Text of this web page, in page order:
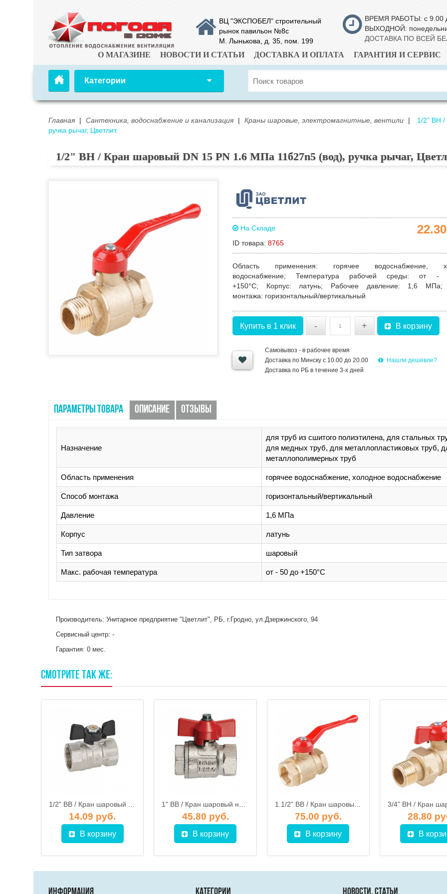
ВЦ "ЭКСПОБЕЛ" строительный
рынок павильон №8с
М. Лынькова, д. 35, пом. 199
ВРЕМЯ РАБОТЫ: с 9.00
ВЫХОДНОЙ:
ДОСТАВКА ПО ВСЕЙ
О МАГАЗИНЕ НОВОСТИ И СТАТЬИ ДОСТАВКА И ОПЛАТА ГАРАНТИЯ И СЕРВИС
Категории
Главная | Сантехника, водоснабжение и канализация | Краны шаровые, электромагнитные, вентили |
1/2" ВН /
ручка рычаг, Цветлит
1/2" ВН / Кран шаровый DN 15 PN 1.6 МПа 11б27n5 (вод), ручка рычаг,
На Складе
ID товара: 8765
Область применения: горячее водоснабжение,
водоснабжение; Температура рабочей среды: от -
+150°С; Корпус: латунь; Рабочее давление: 1,6
монтажа: горизонтальный/вертикальный
Купить в 1 клик - + В корзину
Самовывоз - в рабочее время
Доставка по Минску с 10.00 до 20.00
Доставка по РБ в течение 3-х дней
Нашли дешевле?
ПАРАМЕТРЫ ТОВАРА ОПИСАНИЕ ОТЗЫВЫ
Назначение
для труб из сшитого полиэтилена, для стальных
для медных труб, для металлопластиковых труб,
металлополимерных труб
Область применения горячее водоснабжение, холодное водоснабжение
Способ монтажа горизонтальный/вертикальный
Давление 1,6 МПа
Корпус латунь
Тип затвора шаровый
Макс. рабочая температура от - 50 до +150°С
Производитель: Унитарное предприятие "Цветлит", РБ, г.Гродно, ул.Дзержинского, 94
Сервисный центр: -
Гарантия: 0 мес.
СМОТРИТЕ ТАКЖЕ:
1/2" ВВ / Кран шаровый Arizona, ручка бабочка, BUGATTI (602)
14.09 руб.
В корзину
1" ВВ / Кран шаровый ник. Ду25 IDEAL, ручка бабочка, ITAP 092
45.80 руб.
В корзину
1.1/2" ВВ / Кран шаровый DN 40 PN 1.6 МПАа 11б27n5 (вод), ручка рычаг, Цветлит
75.00 руб.
В корзину
28.80
В
ИНФОРМАЦИЯ КАТЕГОРИИ НОВОСТИ, СТАТЬИ